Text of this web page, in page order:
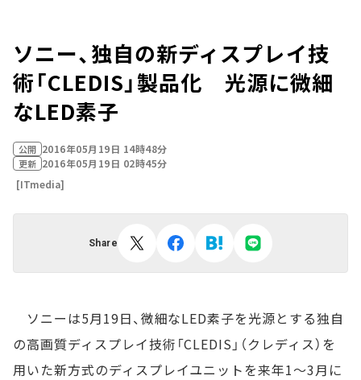
ソニー、独自の新ディスプレイ技
術「CLEDIS」製品化 光源に微細
なLED素子
公開 2016年05月19日 14時48分
更新 2016年05月19日 02時45分
[ITmedia]
Share
ソニーは5月19日、微細なLED素子を光源とする独自
の高画質ディスプレイ技術「CLEDIS」（クレディス）を
用いた新方式のディスプレイユニットを来年1～3月に